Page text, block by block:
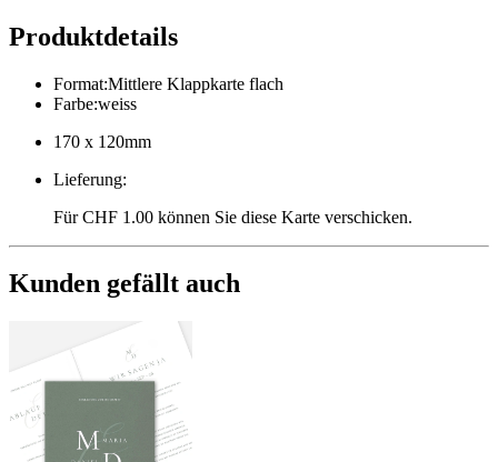
Produktdetails
Format:Mittlere Klappkarte flach
Farbe:weiss
170 x 120mm
Lieferung:
Für CHF 1.00 können Sie diese Karte verschicken.
Kunden gefällt auch